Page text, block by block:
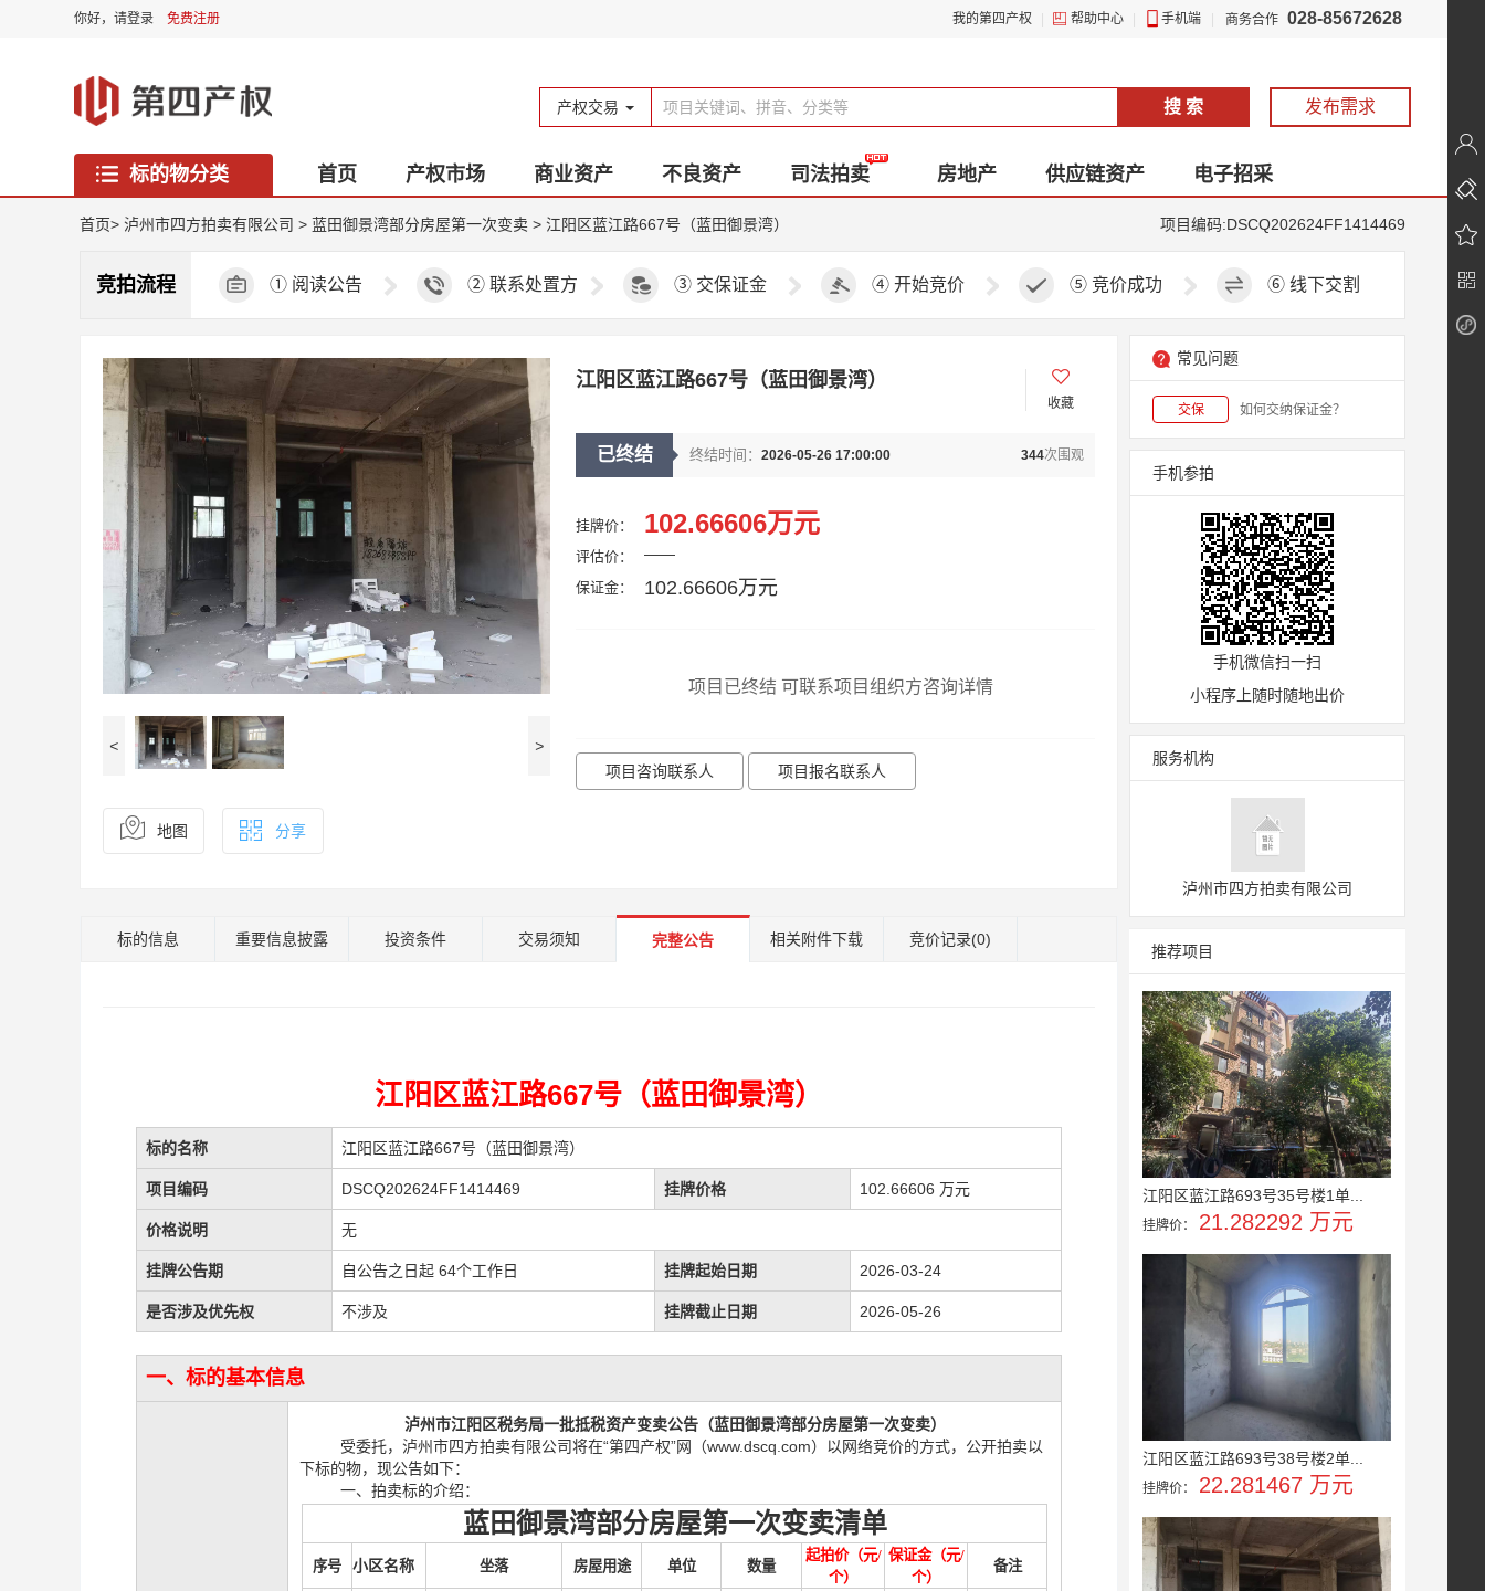
你好， 请登录 免费注册 我的第四产权 帮助中心 手机端 商务合作 028-85672628
产权交易 搜 索 发布需求
标的物分类 首页 产权市场 商业资产 不良资产 司法拍卖 房地产 供应链资产
电子招采
西藏专区
首页> 泸州市四方拍卖有限公司 > 蓝田御景湾部分房屋第一次变卖 > 江阳区蓝江路667号（蓝田御景湾） 项目编码:DSCQ202624FF1414469
竞拍流程 ① 阅读公告 ② 联系处置方 ③ 交保证金 ④ 开始竞价 ⑤ 竞价成功 ⑥ 线下交割
< >
地图 分享
江阳区蓝江路667号（蓝田御景湾）
收藏
已终结 终结时间： 2026-05-26 17:00:00 344次围观
挂牌价： 102.66606万元
评估价： ——
保证金： 102.66606万元
项目已终结 可联系项目组织方咨询详情
项目咨询联系人 项目报名联系人
标的信息 重要信息披露 投资条件 交易须知 完整公告 相关附件下载 竞价记录(0)
江阳区蓝江路667号（蓝田御景湾）
标的名称 江阳区蓝江路667号（蓝田御景湾）
项目编码 DSCQ202624FF1414469 挂牌价格 102.66606 万元
价格说明 无
挂牌公告期 自公告之日起 64个工作日 挂牌起始日期 2026-03-24
是否涉及优先权 不涉及 挂牌截止日期 2026-05-26
一、标的基本信息
泸州市江阳区税务局一批抵税资产变卖公告（蓝田御景湾部分房屋第一次变卖）
受委托，泸州市四方拍卖有限公司将在“第四产权”网（www.dscq.com）以网络竞价的方式，公开拍卖以
下标的物，现公告如下：
一、拍卖标的介绍：
蓝田御景湾部分房屋第一次变卖清单
序号 小区名称 坐落 房屋用途 单位 数量
起拍价（元/
个）
保证金（元/
个）
备注
常见问题
交保 如何交纳保证金？
手机参拍
手机微信扫一扫
小程序上随时随地出价
服务机构
泸州市四方拍卖有限公司
推荐项目
江阳区蓝江路693号35号楼1单...
挂牌价： 21.282292 万元
江阳区蓝江路693号38号楼2单...
挂牌价： 22.281467 万元